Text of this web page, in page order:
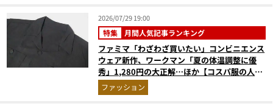
2026/07/29 19:00
特集 月間人気記事ランキング
ファミマ「わざわざ買いたい」コンビニエンス
ウェア新作、ワークマン「夏の体温調整に優
秀」1,280円の大正解…ほか【コスパ服の人気
記事ランキングベスト3】（2026年6月版）
ファッション